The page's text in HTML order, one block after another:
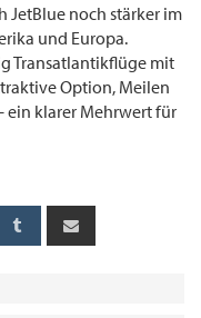
JetBlue noch stärker im
und Europa.
Transatlantikflüge mit
Option, Meilen
ein klarer Mehrwert für